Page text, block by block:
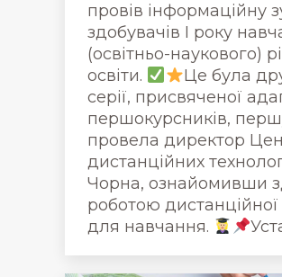
провів інформаційну
здобувачів І року
(освітньо-наукового)
освіти.
Це була
серії, присвяченої
першокурсників,
провела директор
дистанційних
Чорна, ознайомивши
роботою
для навчання.